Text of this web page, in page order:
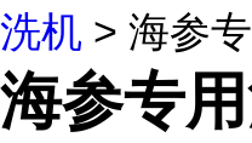
洗机 > 海参
海参专